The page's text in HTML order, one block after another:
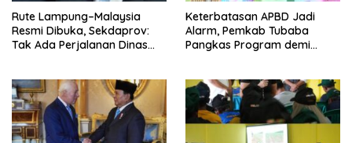
Rute Lampung–Malaysia
Resmi Dibuka, Sekdaprov:
Tak Ada Perjalanan Dinas
Keterbatasan APBD Jadi
Alarm, Pemkab Tubaba
Pangkas Program demi